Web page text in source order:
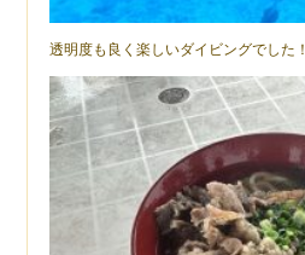
透明度も良く楽しいダイビングでした！